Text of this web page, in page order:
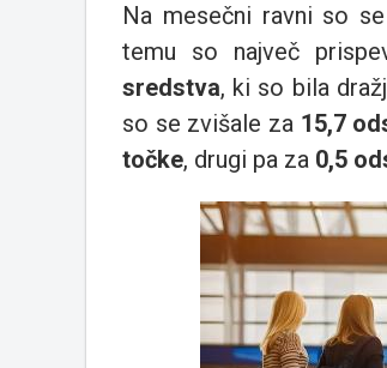
Na mesečni ravni so
temu so največ
sredstva, ki so bila
so se zvišale za 15,7
točke, drugi pa za 0,5